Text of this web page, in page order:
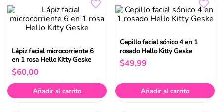
Lápiz facial microcorriente 6
en 1 rosa Hello Kitty Geske
$60,00
Añadir al carrito
Cepillo facial sónico 4 en 1
rosado Hello Kitty Geske
$49,99
Añadir al carrito